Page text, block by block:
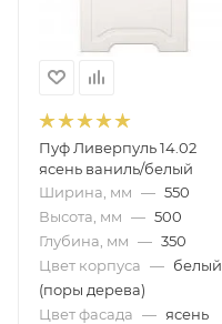
Пуф Ливерпуль 14.02
ясень ваниль/белый
Ширина, мм — 550
Высота, мм — 500
Глубина, мм — 350
Цвет корпуса — белый
(поры дерева)
Цвет фасада — ясень